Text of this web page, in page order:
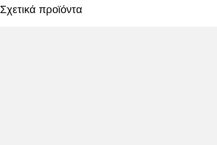
Σχετικά προϊόντα